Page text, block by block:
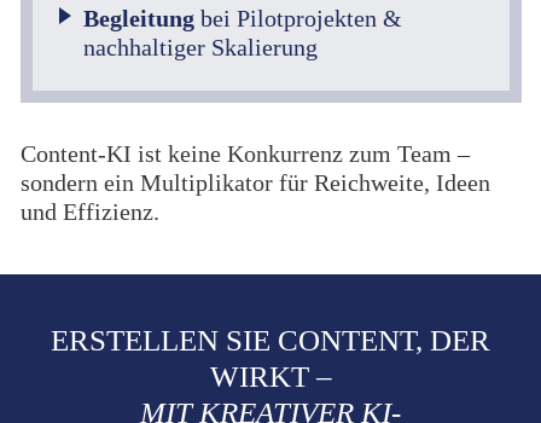
Begleitungbei Pilotprojekten &
nachhaltiger Skalierung
Content-KI ist keine Konkurrenz zum Team –
sondern ein Multiplikator für Reichweite, Ideen
und Effizienz.
ERSTELLEN SIE CONTENT, DER
WIRKT –
MIT KREATIVER KI-